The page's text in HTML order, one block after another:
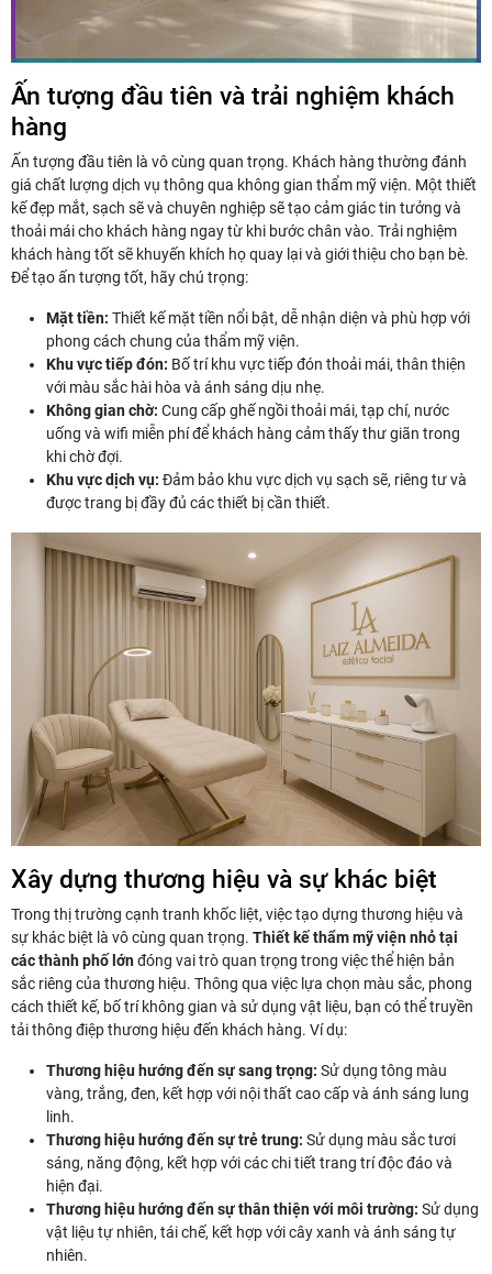
Ấn tượng đầu tiên và trải nghiệm khách
hàng
Ấn tượng đầu tiên là vô cùng quan trọng. Khách hàng thường đánh
giá chất lượng dịch vụ thông qua không gian thẩm mỹ viện. Một thiết
kế đẹp mắt, sạch sẽ và chuyên nghiệp sẽ tạo cảm giác tin tưởng và
thoải mái cho khách hàng ngay từ khi bước chân vào. Trải nghiệm
khách hàng tốt sẽ khuyến khích họ quay lại và giới thiệu cho bạn bè.
Để tạo ấn tượng tốt, hãy chú trọng:
Mặt tiền: Thiết kế mặt tiền nổi bật, dễ nhận diện và phù hợp với
phong cách chung của thẩm mỹ viện.
Khu vực tiếp đón: Bố trí khu vực tiếp đón thoải mái, thân thiện
với màu sắc hài hòa và ánh sáng dịu nhẹ.
Không gian chờ: Cung cấp ghế ngồi thoải mái, tạp chí, nước
uống và wifi miễn phí để khách hàng cảm thấy thư giãn trong
khi chờ đợi.
Khu vực dịch vụ: Đảm bảo khu vực dịch vụ sạch sẽ, riêng tư và
được trang bị đầy đủ các thiết bị cần thiết.
Xây dựng thương hiệu và sự khác biệt
Trong thị trường cạnh tranh khốc liệt, việc tạo dựng thương hiệu và
sự khác biệt là vô cùng quan trọng. Thiết kế thẩm mỹ viện nhỏ tại
các thành phố lớnđóng vai trò quan trọng trong việc thể hiện bản
sắc riêng của thương hiệu. Thông qua việc lựa chọn màu sắc, phong
cách thiết kế, bố trí không gian và sử dụng vật liệu, bạn có thể truyền
tải thông điệp thương hiệu đến khách hàng. Ví dụ:
Thương hiệu hướng đến sự sang trọng: Sử dụng tông màu
vàng, trắng, đen, kết hợp với nội thất cao cấp và ánh sáng lung
linh.
Thương hiệu hướng đến sự trẻ trung: Sử dụng màu sắc tươi
sáng, năng động, kết hợp với các chi tiết trang trí độc đáo và
hiện đại.
Thương hiệu hướng đến sự thân thiện với môi trường: Sử dụng
vật liệu tự nhiên, tái chế, kết hợp với cây xanh và ánh sáng tự
nhiên.